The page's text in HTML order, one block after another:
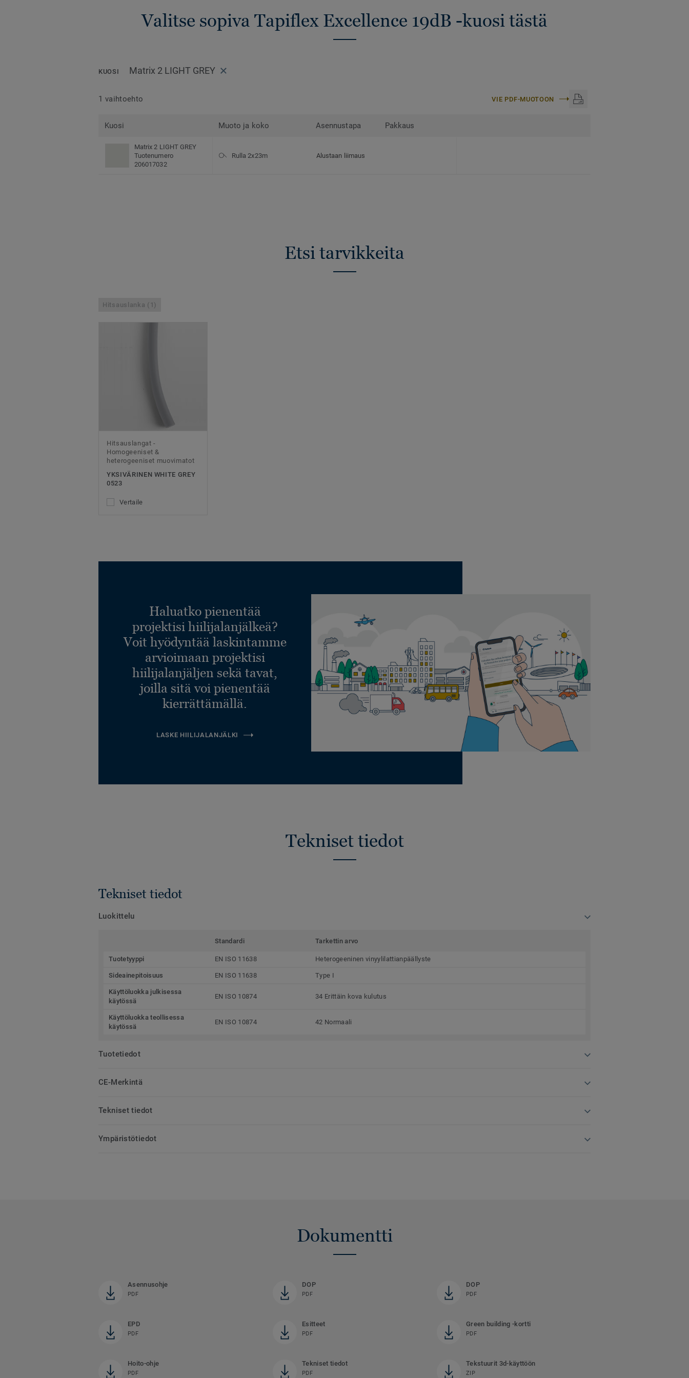
Valitse sopiva Tapiflex Excellence 19dB -kuosi tästä
KUOSI Matrix 2 LIGHT GREY
1 vaihtoehto VIE PDF-MUOTOON
Kuosi Muoto ja koko Asennustapa Pakkaus
Matrix 2 LIGHT GREY
Tuotenumero
206017032
Rulla 2x23m Alustaan liimaus
Etsi tarvikkeita
Hitsauslanka (1)
Hitsauslangat -
Homogeeniset &
heterogeeniset muovimatot
YKSIVÄRINEN WHITE GREY
0523
Vertaile
Haluatko pienentää
projektisi hiilijalanjälkeä?
Voit hyödyntää laskintamme
arvioimaan projektisi
hiilijalanjäljen sekä tavat,
joilla sitä voi pienentää
kierrättämällä.
LASKE HIILIJALANJÄLKI
Tekniset tiedot
Tekniset tiedot
Luokittelu
Standardi Tarkettin arvo
Tuotetyyppi EN ISO 11638 Heterogeeninen vinyylilattianpäällyste
Sideainepitoisuus EN ISO 11638 Type I
Käyttöluokka julkisessa
käytössä
EN ISO 10874 34 Erittäin kova kulutus
Käyttöluokka teollisessa
käytössä
EN ISO 10874 42 Normaali
Tuotetiedot
CE-Merkintä
Tekniset tiedot
Ympäristötiedot
Dokumentti
Asennusohje
PDF
DOP
PDF
DOP
PDF
EPD
PDF
Esitteet
PDF
Green building -kortti
PDF
Hoito-ohje
PDF
Tekniset tiedot
PDF
Tekstuurit 3d-käyttöön
ZIP